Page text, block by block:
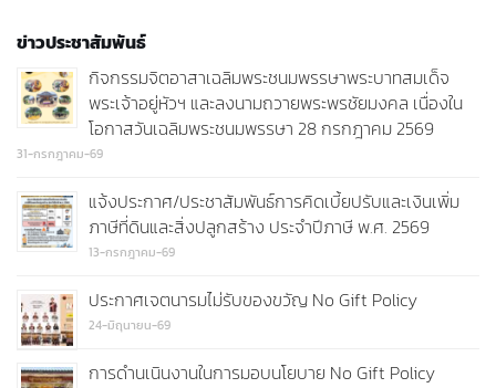
ข่าวประชาสัมพันธ์
กิจกรรมจิตอาสาเฉลิมพระชนมพรรษาพระบาทสมเด็จ
พระเจ้าอยู่หัวฯ และลงนามถวายพระพรชัยมงคล เนื่องใน
โอกาสวันเฉลิมพระชนมพรรษา 28 กรกฎาคม 2569
31-กรกฎาคม-69
แจ้งประกาศ/ประชาสัมพันธ์การคิดเบี้ยปรับและเงินเพิ่ม
ภาษีที่ดินและสิ่งปลูกสร้าง ประจำปีภาษี พ.ศ. 2569
13-กรกฎาคม-69
ประกาศเจตนารมไม่รับของขวัญ No Gift Policy
24-มิถุนายน-69
การดำนเนินงานในการมอบนโยบาย No Gift Policy